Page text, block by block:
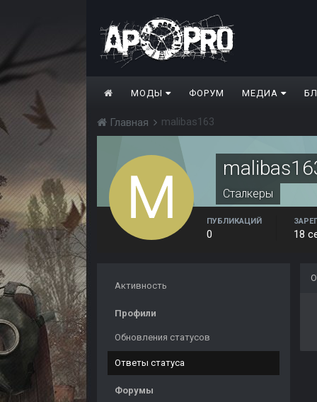
МОДЫ ФОРУМ МЕДИА
Главная malibas163
Сталкеры
ПУБЛИКАЦИЙ
0 18
Активность
Профили
Обновления статусов
Ответы статуса
Форумы